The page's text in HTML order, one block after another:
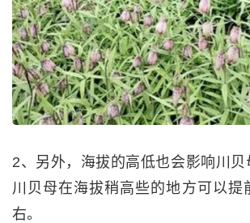
2、另外，海拔的高低也会影响川
川贝母在海拔稍高些的地方可以提
右。